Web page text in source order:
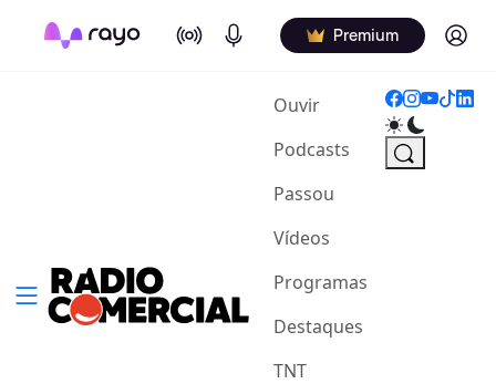
On Air Podcasts Premium Log in
Ouvir(current)
Podcasts
Passou
Vídeos
Programas
Destaques
TNT